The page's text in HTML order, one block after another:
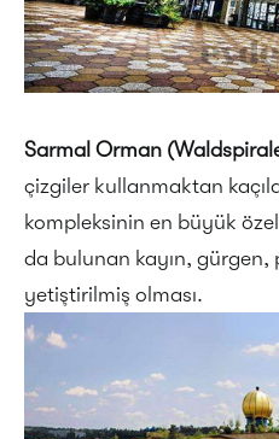
Sarmal Orman
çizgiler kullanmaktan
kompleksinin en büyük
da bulunan kayın, gürgen,
yetiştirilmiş olması.